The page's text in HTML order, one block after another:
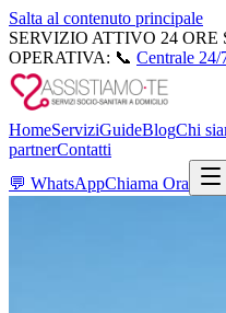
Salta al contenuto principale
SERVIZIO ATTIVO 24
OPERATIVA: 📞 Centrale 24/
HomeServiziGuideBlogChi
partnerContatti
💬 WhatsAppChiama Ora